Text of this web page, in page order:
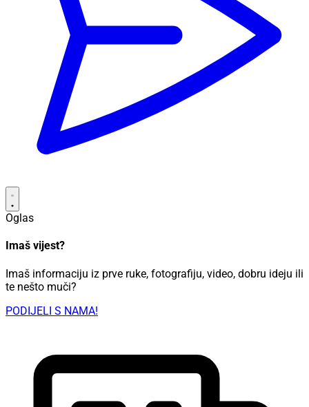
Oglas
Imaš vijest?
Imaš informaciju iz prve ruke, fotografiju, video, dobru ideju ili
te nešto muči?
PODIJELI S NAMA!